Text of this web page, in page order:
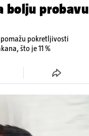
bolju probavu
pokretljivosti
što je 11 %